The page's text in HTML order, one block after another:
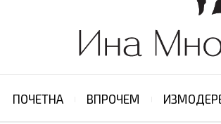
ПОЧЕТНА ВПРОЧЕМ